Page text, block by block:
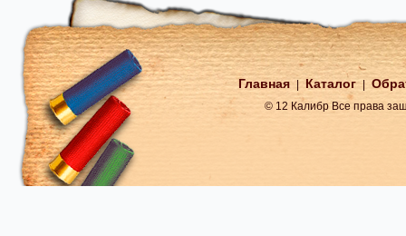
Главная Каталог
© 12 Калибр Все права